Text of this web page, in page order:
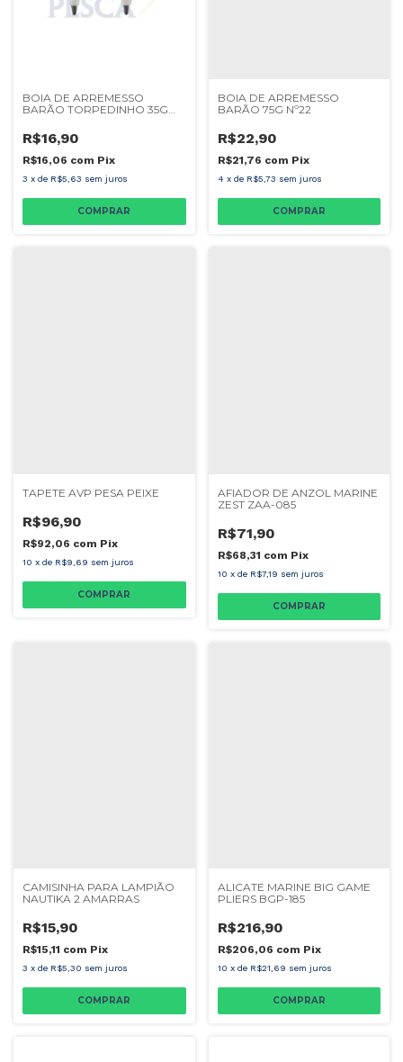
BOIA DE ARREMESSO
BARÃO TORPEDINHO 35G
R$16,90
R$16,06 com Pix
3 x de R$5,63 sem juros
BOIA DE ARREMESSO
BARÃO 75G Nº22
R$22,90
R$21,76 com Pix
4 x de R$5,73 sem juros
TAPETE AVP PESA PEIXE
R$96,90
R$92,06 com Pix
10 x de R$9,69 sem juros
COMPRAR
AFIADOR DE ANZOL MARINE
ZEST ZAA-085
R$71,90
R$68,31 com Pix
10 x de R$7,19 sem juros
CAMISINHA PARA LAMPIÃO
NAUTIKA 2 AMARRAS
R$15,90
R$15,11 com Pix
3 x de R$5,30 sem juros
ALICATE MARINE BIG GAME
PLIERS BGP-185
R$216,90
R$206,06 com Pix
10 x de R$21,69 sem juros